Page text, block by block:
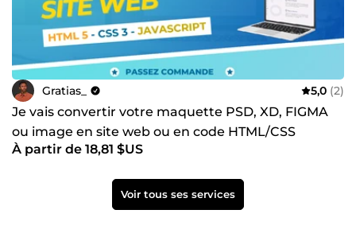
Gratias_ 5,0 (2)
Je vais convertir votre maquette PSD, XD, FIGMA
ou image en site web ou en code HTML/CSS
À partir de 18,81 $US
Voir tous ses services